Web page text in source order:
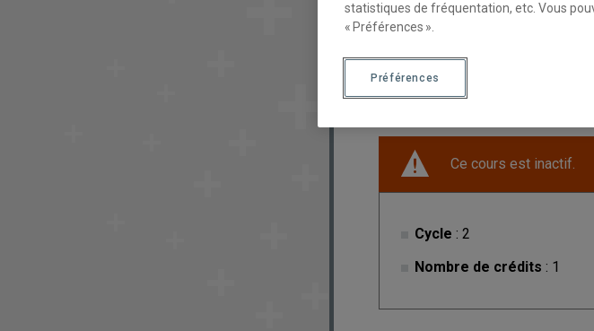
Ce cours est inactif.
Cycle : 2
Nombre de crédits : 1
statistiques de fréquentation, etc. Vous
« Préférences ».
Préférences